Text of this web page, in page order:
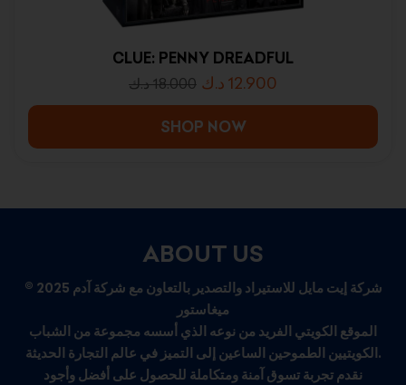
CLUE: PENNY DREADFUL
18.000 د.ك 12.900 د.ك
SHOP NOW
ABOUT US
© 2025 شركة إيت مايل للاستيراد والتصدير بالتعاون مع شركة آدم
ميغاستور
الموقع الكويتي الفريد من نوعه الذي أسسه مجموعة من الشباب
الكويتيين الطموحين الساعين إلى التميز في عالم التجارة الحديثة.
نقدم تجربة تسوق آمنة ومتكاملة للحصول على أفضل وأجود